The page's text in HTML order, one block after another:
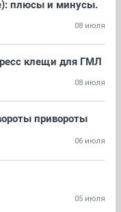
плюсы и минусы.
08 июля
клещи для ГМЛ
08 июля
привороты
06 июля
05 июля